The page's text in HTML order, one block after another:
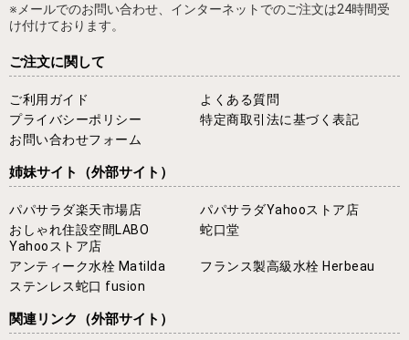
※メールでのお問い合わせ、インターネットでのご注文は24時間受
け付けております。
ご注文に関して
ご利用ガイド
よくある質問
プライバシーポリシー
特定商取引法に基づく表記
お問い合わせフォーム
姉妹サイト （外部サイト）
パパサラダ楽天市場店
パパサラダYahooストア店
おしゃれ住設空間LABO
Yahooストア店
蛇口堂
アンティーク水栓 Matilda
フランス製高級水栓 Herbeau
ステンレス蛇口 fusion
関連リンク （外部サイト）